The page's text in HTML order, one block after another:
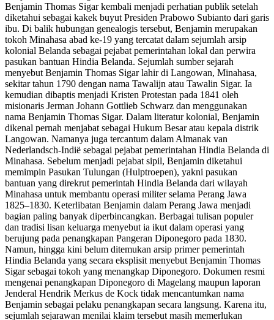
Benjamin Thomas Sigar kembali menjadi perhatian publik setelah
diketahui sebagai kakek buyut Presiden Prabowo Subianto dari garis
ibu. Di balik hubungan genealogis tersebut, Benjamin merupakan
tokoh Minahasa abad ke-19 yang tercatat dalam sejumlah arsip
kolonial Belanda sebagai pejabat pemerintahan lokal dan perwira
pasukan bantuan Hindia Belanda. Sejumlah sumber sejarah
menyebut Benjamin Thomas Sigar lahir di Langowan, Minahasa,
sekitar tahun 1790 dengan nama Tawalijn atau Tawalin Sigar. Ia
kemudian dibaptis menjadi Kristen Protestan pada 1841 oleh
misionaris Jerman Johann Gottlieb Schwarz dan menggunakan
nama Benjamin Thomas Sigar. Dalam literatur kolonial, Benjamin
dikenal pernah menjabat sebagai Hukum Besar atau kepala distrik
Langowan. Namanya juga tercantum dalam Almanak van
Nederlandsch-Indië sebagai pejabat pemerintahan Hindia Belanda di
Minahasa. Sebelum menjadi pejabat sipil, Benjamin diketahui
memimpin Pasukan Tulungan (Hulptroepen), yakni pasukan
bantuan yang direkrut pemerintah Hindia Belanda dari wilayah
Minahasa untuk membantu operasi militer selama Perang Jawa
1825–1830. Keterlibatan Benjamin dalam Perang Jawa menjadi
bagian paling banyak diperbincangkan. Berbagai tulisan populer
dan tradisi lisan keluarga menyebut ia ikut dalam operasi yang
berujung pada penangkapan Pangeran Diponegoro pada 1830.
Namun, hingga kini belum ditemukan arsip primer pemerintah
Hindia Belanda yang secara eksplisit menyebut Benjamin Thomas
Sigar sebagai tokoh yang menangkap Diponegoro. Dokumen resmi
mengenai penangkapan Diponegoro di Magelang maupun laporan
Jenderal Hendrik Merkus de Kock tidak mencantumkan nama
Benjamin sebagai pelaku penangkapan secara langsung. Karena itu,
sejumlah sejarawan menilai klaim tersebut masih memerlukan